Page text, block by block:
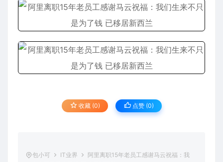
收藏 (0) 点赞 (0)
包小可 IT业界
阿里离职15年老员工感谢马云祝福：我